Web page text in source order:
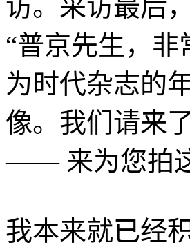
访。采访最后
“普京先生，
为时代杂志的
像。我们请来
—— 来为您拍
我本来就已经